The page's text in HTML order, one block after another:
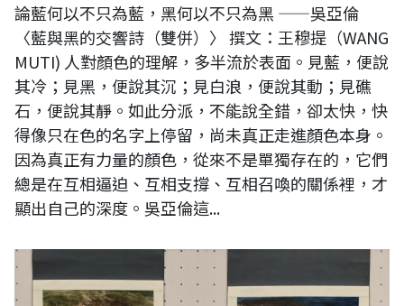
論藍何以不只為藍，黑何以不只為黑 ——吳亞倫
〈藍與黑的交響詩（雙併）〉 撰文：王穆提（WANG
MUTI) 人對顏色的理解，多半流於表面。見藍，便說
其冷；見黑，便說其沉；見白浪，便說其動；見礁
石，便說其靜。如此分派，不能說全錯，卻太快，快
得像只在色的名字上停留，尚未真正走進顏色本身。
因為真正有力量的顏色，從來不是單獨存在的，它們
總是在互相逼迫、互相支撐、互相召喚的關係裡，才
顯出自己的深度。吳亞倫這...